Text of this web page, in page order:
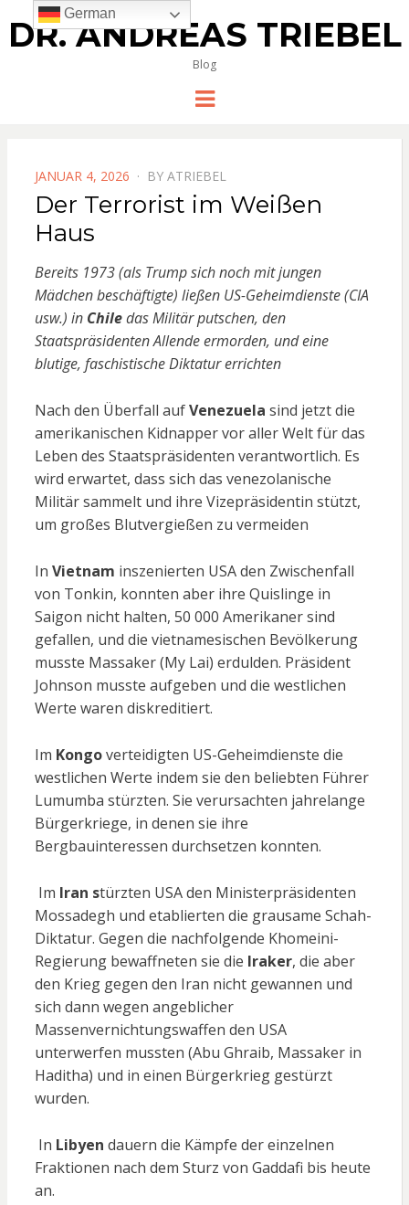
DR. ANDREAS TRIEBEL
Blog
Menu
POSTED
ON
JANUAR 4, 2026 BY ATRIEBEL
Der Terrorist im Weißen
Haus
Bereits 1973 (als Trump sich noch mit jungen
Mädchen beschäftigte) ließen US-Geheimdienste (CIA
usw.) in Chiledas Militär putschen, den
Staatspräsidenten Allende ermorden, und eine
blutige, faschistische Diktatur errichten
Nach den Überfall aufVenezuela sind jetzt die
amerikanischen Kidnapper vor aller Welt für das
Leben des Staatspräsidenten verantwortlich. Es
wird erwartet, dass sich das venezolanische
Militär sammelt und ihre Vizepräsidentin stützt,
um großes Blutvergießen zu vermeiden
In Vietnam inszenierten USA den Zwischenfall
von Tonkin, konnten aber ihre Quislinge in
Saigon nicht halten, 50 000 Amerikaner sind
gefallen, und die vietnamesischen Bevölkerung
musste Massaker (My Lai) erdulden. Präsident
Johnson musste aufgeben und die westlichen
Werte waren diskreditiert.
Im Kongoverteidigten US-Geheimdienste die
westlichen Werte indem sie den beliebten Führer
Lumumba stürzten. Sie verursachten jahrelange
Bürgerkriege, in denen sie ihre
Bergbauinteressen durchsetzen konnten.
Im Iran stürzten USA den Ministerpräsidenten
Mossadegh und etablierten die grausame Schah-
Diktatur. Gegen die nachfolgende Khomeini-
Regierung bewaffneten sie die Iraker, die aber
den Krieg gegen den Iran nicht gewannen und
sich dann wegen angeblicher
Massenvernichtungswaffen den USA
unterwerfen mussten (Abu Ghraib, Massaker in
Haditha) und in einen Bürgerkrieg gestürzt
wurden.
In Libyen dauern die Kämpfe der einzelnen
Fraktionen nach dem Sturz von Gaddafi bis heute
an.
German